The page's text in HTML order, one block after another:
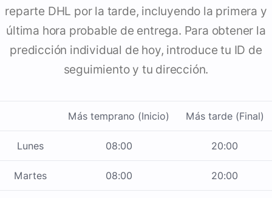
reparte DHL por la tarde, incluyendo la primera y
última hora probable de entrega. Para obtener la
predicción individual de hoy, introduce tu ID de
seguimiento y tu dirección.
Más temprano (Inicio) Más tarde (Final)
Lunes 08:00 20:00
Martes 08:00 20:00